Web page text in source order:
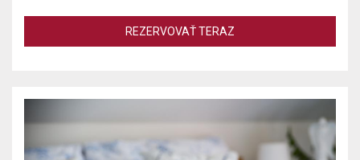
REZERVOVAŤ TERAZ